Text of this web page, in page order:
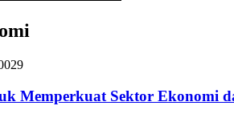
Memperkuat Sektor Ekonomi